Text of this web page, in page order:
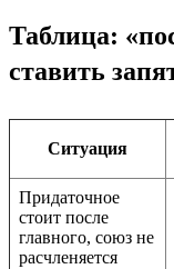
Таблица:
ставить
Ситуация
Придаточное
стоит после
главного, союз не
расчленяется